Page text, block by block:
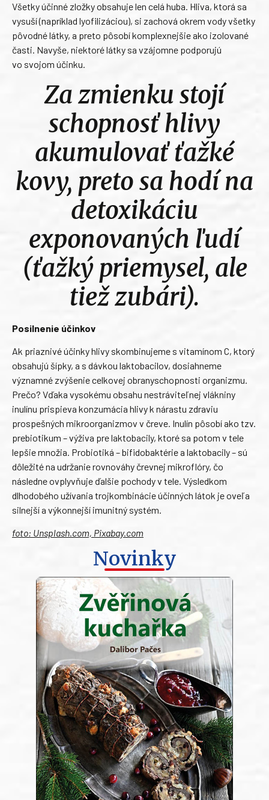
Všetky účinné zložky obsahuje len celá huba. Hliva, ktorá sa
vysuší (napríklad lyofilizáciou), si zachová okrem vody všetky
pôvodné látky, a preto pôsobí komplexnejšie ako izolované
časti. Navyše, niektoré látky sa vzájomne podporujú
vo svojom účinku.
Za zmienku stojí
schopnosť hlivy
akumulovať ťažké
kovy, preto sa hodí na
detoxikáciu
exponovaných ľudí
(ťažký priemysel, ale
tiež zubári).
Posilnenie účinkov
Ak priaznivé účinky hlivy skombinujeme s vitamínom C, ktorý
obsahujú šípky, a s dávkou laktobacilov, dosiahneme
významné zvýšenie celkovej obranyschopnosti organizmu.
Prečo? Vďaka vysokému obsahu nestráviteľnej vlákniny
inulínu prispieva konzumácia hlivy k nárastu zdraviu
prospešných mikroorganizmov v čreve. Inulín pôsobí ako tzv.
prebiotikum – výživa pre laktobacily, ktoré sa potom v tele
lepšie množia. Probiotiká – bifidobaktérie a laktobacily – sú
dôležité na udržanie rovnováhy črevnej mikroflóry, čo
následne ovplyvňuje ďalšie pochody v tele. Výsledkom
dlhodobého užívania trojkombinácie účinných látok je oveľa
silnejší a výkonnejší imunitný systém.
foto: Unsplash.com, Pixabay.com
Novinky